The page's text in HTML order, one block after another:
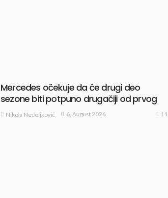
Mercedes očekuje da će drugi deo
sezone biti potpuno drugačiji od prvog
Nikola Nedeljković 6, August 2026 11